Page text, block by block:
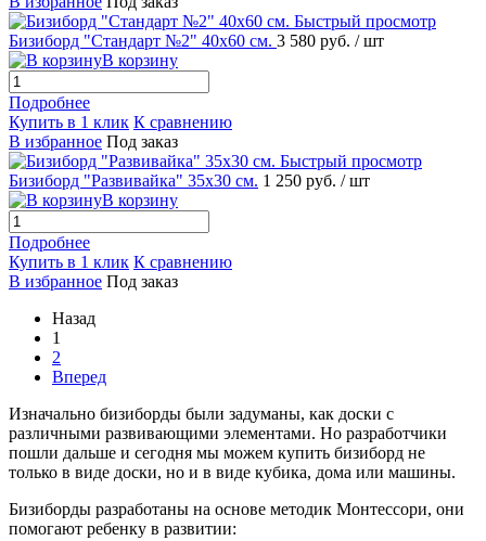
Быстрый просмотр
Бизиборд "Стандарт №2" 40х60 см. 3 580 руб. / шт
В корзину
Подробнее
Купить в 1 клик К сравнению
В избранное Под заказ
Быстрый просмотр
Бизиборд "Развивайка" 35х30 см. 1 250 руб. / шт
В корзину
Подробнее
Купить в 1 клик К сравнению
В избранное Под заказ
Назад
1
2
Вперед
Изначально бизиборды были задуманы, как доски с
различными развивающими элементами. Но разработчики
пошли дальше и сегодня мы можем купить бизиборд не
только в виде доски, но и в виде кубика, дома или машины.
Бизиборды разработаны на основе методик Монтессори, они
помогают ребенку в развитии: